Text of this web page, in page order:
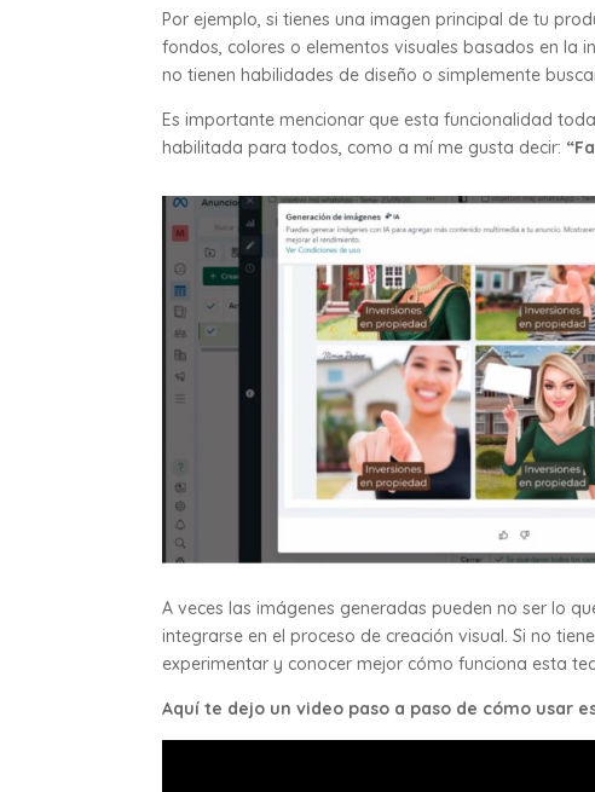
Por ejemplo, si tienes una imagen principal de tu
fondos, colores o elementos visuales basados en la
no tienen habilidades de diseño o simplemente
Es importante mencionar que esta funcionalidad
habilitada para todos, como a mí me gusta decir:
A veces las imágenes generadas pueden no ser lo
integrarse en el proceso de creación visual. Si no
experimentar y conocer mejor cómo funciona esta
Aquí te dejo un video paso a paso de cómo usar